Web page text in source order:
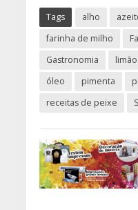
Tags alho
farinha de milho
Gastronomia
limão
óleo
pimenta
receitas de peixe